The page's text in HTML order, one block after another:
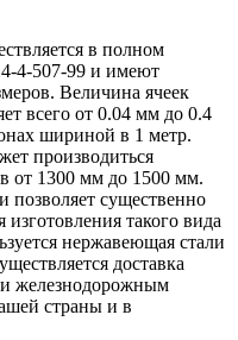
в полном
4-507-99 и имеют
Величина ячеек
всего от 0.04 мм до 0.4
шириной в 1 метр.
производиться
от 1300 мм до 1500 мм.
позволяет существенно
такого вида
нержавеющая стали
доставка
железнодорожным
страны и в